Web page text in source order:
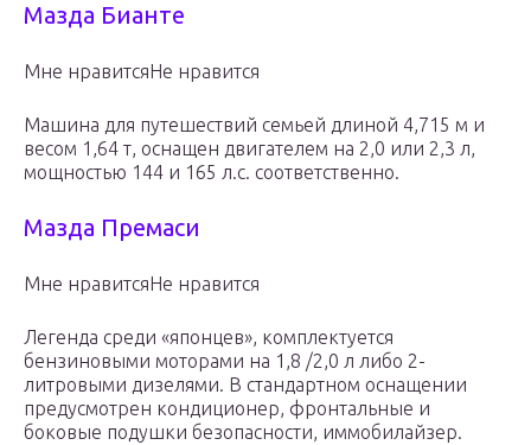
Мазда Бианте
Мне нравитсяНе нравится
Машина для путешествий семьей длиной 4,715 м и
весом 1,64 т, оснащен двигателем на 2,0 или 2,3 л,
мощностью 144 и 165 л.с. соответственно.
Мазда Премаси
Мне нравитсяНе нравится
Легенда среди «японцев», комплектуется
бензиновыми моторами на 1,8 /2,0 л либо 2-
литровыми дизелями. В стандартном оснащении
предусмотрен кондиционер, фронтальные и
боковые подушки безопасности, иммобилайзер.